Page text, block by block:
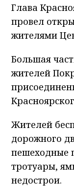
Глава
провел
жителями
Большая
жителей
Жителей
дорожного
пешеходные
тротуары,
недострои.